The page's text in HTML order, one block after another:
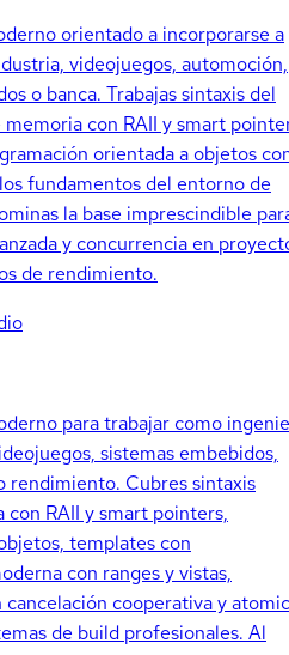
orientado a incorporarse a
videojuegos, automoción,
o banca. Trabajas sintaxis del
con RAII y smart
orientada a objetos
fundamentos del entorno de
la base imprescindible
y concurrencia en
de rendimiento.
para trabajar como
sistemas embebidos,
rendimiento. Cubres sintaxis
RAII y smart pointers,
templates con
con ranges y vistas,
cooperativa y
de build profesionales. Al